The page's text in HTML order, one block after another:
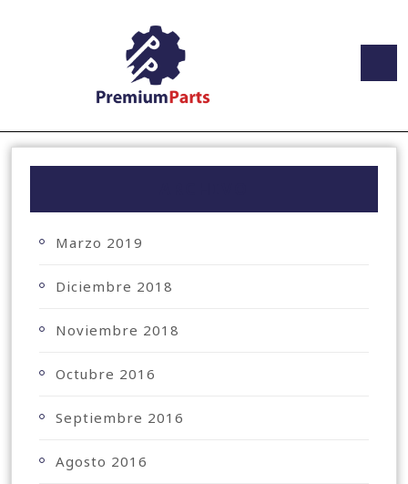
Marzo 2019
Diciembre 2018
Noviembre 2018
Octubre 2016
Septiembre 2016
Agosto 2016